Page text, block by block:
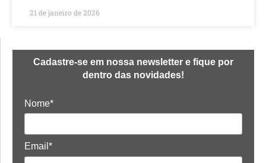
21 de janeiro de 2026
Cadastre-se em nossa newsletter e fique por
dentro das novidades!
Nome*
Email*